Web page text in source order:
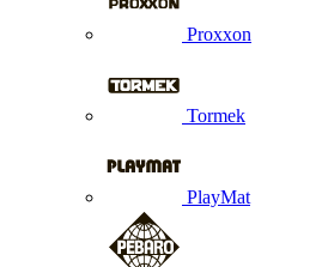
Proxxon
Tormek
PlayMat